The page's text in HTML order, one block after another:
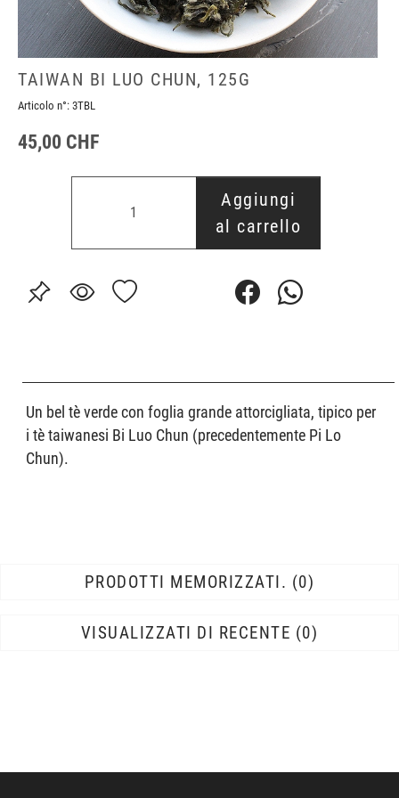
TAIWAN BI LUO CHUN, 125G
Articolo n°: 3TBL
45,00 CHF
Aggiungi
al carrello
Un bel tè verde con foglia grande attorcigliata, tipico per
i tè taiwanesi Bi Luo Chun (precedentemente Pi Lo
Chun).
PRODOTTI MEMORIZZATI. 0
VISUALIZZATI DI RECENTE 0